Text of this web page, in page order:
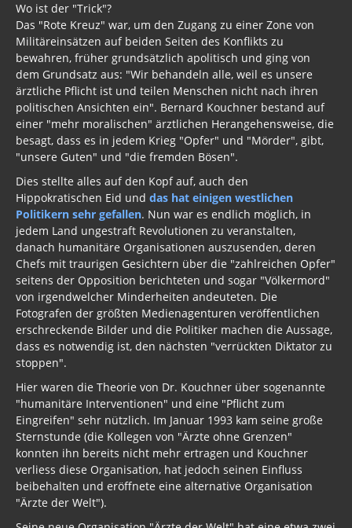
Wo ist der "Trick"?
Das "Rote Kreuz" war, um den Zugang zu einer Zone von
Militäreinsätzen auf beiden Seiten des Konflikts zu
bewahren, früher grundsätzlich apolitisch und ging von
dem Grundsatz aus: "Wir behandeln alle, weil es unsere
ärztliche Pflicht ist und teilen Menschen nicht nach ihren
politischen Ansichten ein". Bernard Kouchner bestand auf
einer "mehr moralischen" ärztlichen Herangehensweise, die
besagt, dass es in jedem Krieg "Opfer" und "Mörder", gibt,
"unsere Guten" und "die fremden Bösen".
Dies stellte alles auf den Kopf auf, auch den
Hippokratischen Eid und das hat einigen westlichen
Politikern sehr gefallen. Nun war es endlich möglich, in
jedem Land ungestraft Revolutionen zu veranstalten,
danach humanitäre Organisationen auszusenden, deren
Chefs mit traurigen Gesichtern über die "zahlreichen Opfer"
seitens der Opposition berichteten und sogar "Völkermord"
von irgendwelcher Minderheiten andeuteten. Die
Fotografen der größten Medienagenturen veröffentlichen
erschreckende Bilder und die Politiker machen die Aussage,
dass es notwendig ist, den nächsten "verrückten Diktator zu
stoppen".
Hier waren die Theorie von Dr. Kouchner über sogenannte
"humanitäre Interventionen" und eine "Pflicht zum
Eingreifen" sehr nützlich. Im Januar 1993 kam seine große
Sternstunde (die Kollegen von "Ärzte ohne Grenzen"
konnten ihn bereits nicht mehr ertragen und Kouchner
verliess diese Organisation, hat jedoch seinen Einfluss
beibehalten und eröffnete eine alternative Organisation
"Ärzte der Welt").